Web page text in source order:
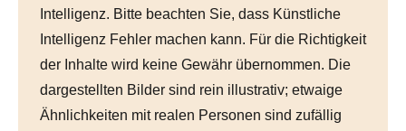
Intelligenz. Bitte beachten Sie, dass Künstliche
Intelligenz Fehler machen kann. Für die Richtigkeit
der Inhalte wird keine Gewähr übernommen. Die
dargestellten Bilder sind rein illustrativ; etwaige
Ähnlichkeiten mit realen Personen sind zufällig